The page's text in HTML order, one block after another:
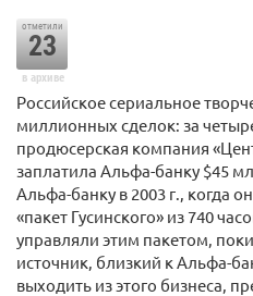
отметили
23
в архиве
Российское сериальное
миллионных сделок: за
продюсерская компания
заплатила Альфа-банку $45
Альфа-банку в 2003 г., когда
«пакет Гусинского» из 740
управляли этим пакетом,
источник, близкий к Альфа-
выходить из этого бизнеса,